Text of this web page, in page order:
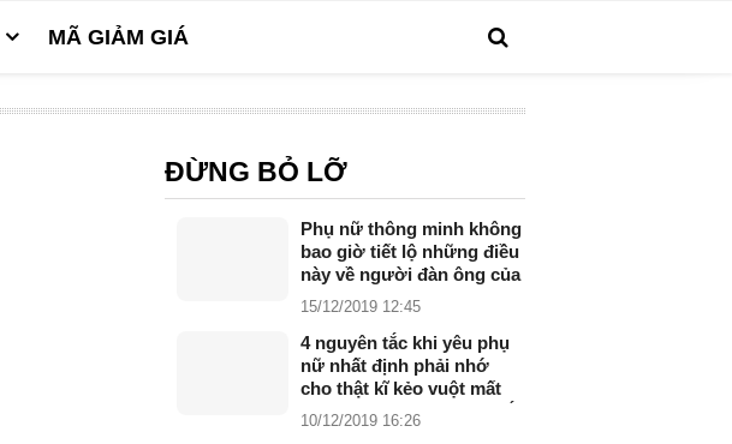
MÃ GIẢM GIÁ
ĐỪNG BỎ LỠ
Phụ nữ thông minh không
bao giờ tiết lộ những điều
này về người đàn ông của
mình
15/12/2019 12:45
4 nguyên tắc khi yêu phụ
nữ nhất định phải nhớ
cho thật kĩ kẻo vuột mất
hạnh phúc trong nháy mắt
10/12/2019 16:26